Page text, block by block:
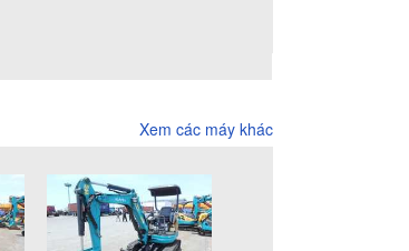
Xem các máy khác